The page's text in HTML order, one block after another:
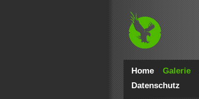
Home Galerie
Datenschutz